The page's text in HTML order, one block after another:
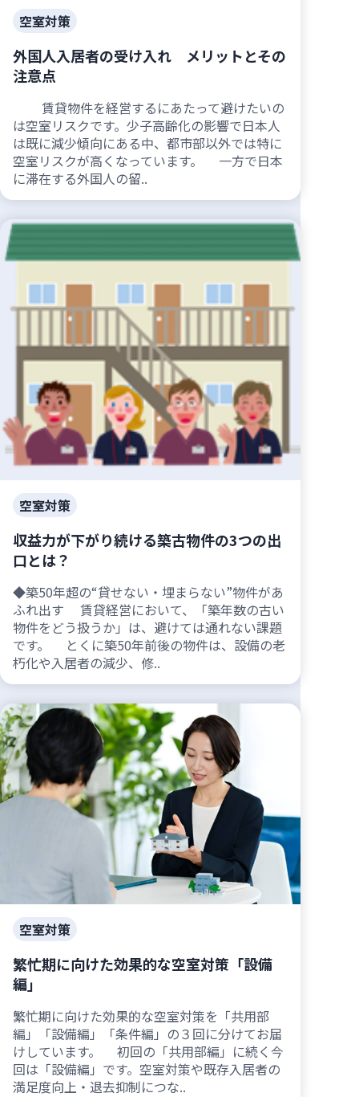
空室対策
外国人入居者の受け入れ メリットとその
注意点
賃貸物件を経営するにあたって避けたいの
は空室リスクです。少子高齢化の影響で日本人
は既に減少傾向にある中、都市部以外では特に
空室リスクが高くなっています。 一方で日本
に滞在する外国人の留..
空室対策
収益力が下がり続ける築古物件の3つの出
口とは？
◆築50年超の“貸せない・埋まらない”物件があ
ふれ出す 賃貸経営において、「築年数の古い
物件をどう扱うか」は、避けては通れない課題
です。 とくに築50年前後の物件は、設備の老
朽化や入居者の減少、修..
空室対策
繁忙期に向けた効果的な空室対策「設備
編」
繁忙期に向けた効果的な空室対策を「共用部
編」「設備編」「条件編」の３回に分けてお届
けしています。 初回の「共用部編」に続く今
回は「設備編」です。空室対策や既存入居者の
満足度向上・退去抑制につな..